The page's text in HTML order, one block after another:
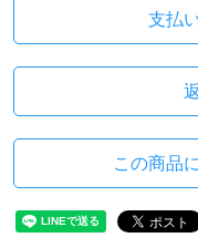
支払
この商品